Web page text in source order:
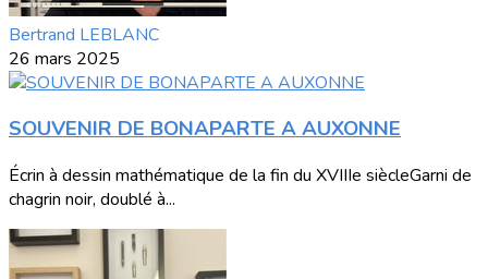
Bertrand LEBLANC
26 mars 2025
SOUVENIR DE BONAPARTE A AUXONNE
Écrin à dessin mathématique de la fin du XVIIIe siècleGarni de
chagrin noir, doublé à...